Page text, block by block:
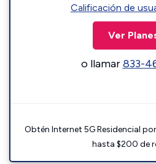
Calificación de
Ver
o llamar833-
Obtén Internet 5G Residencial
hasta $200 de